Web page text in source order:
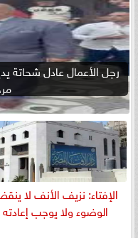
رجل الأعمال عادل شحاتة
الإفتاء: نزيف الأنف لا
الوضوء ولا يوجب إعادته